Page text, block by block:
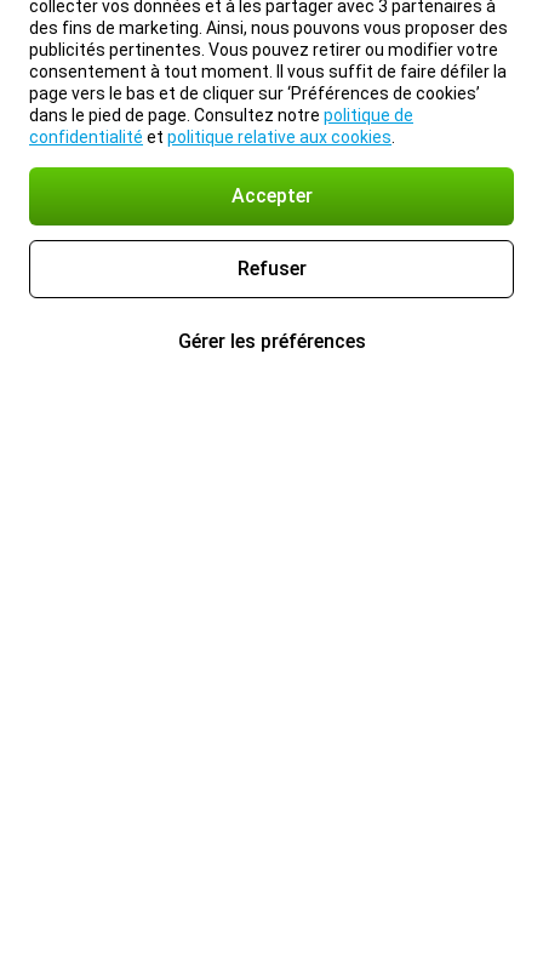
collecter vos données et à les partager avec 3 partenaires à
des fins de marketing. Ainsi, nous pouvons vous proposer des
publicités pertinentes. Vous pouvez retirer ou modifier votre
consentement à tout moment. Il vous suffit de faire défiler la
page vers le bas et de cliquer sur ‘Préférences de cookies’
dans le pied de page. Consultez notre politique de
confidentialité et politique relative aux cookies
Accepter
Refuser
Gérer les préférences